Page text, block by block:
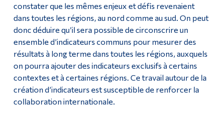
constater que les mêmes enjeux et défis revenaient
dans toutes les régions, au nord comme au sud. On peut
donc déduire qu’il sera possible de circonscrire un
ensemble d’indicateurs communs pour mesurer des
résultats à long terme dans toutes les régions, auxquels
on pourra ajouter des indicateurs exclusifs à certains
contextes et à certaines régions. Ce travail autour de la
création d’indicateurs est susceptible de renforcer la
collaboration internationale.